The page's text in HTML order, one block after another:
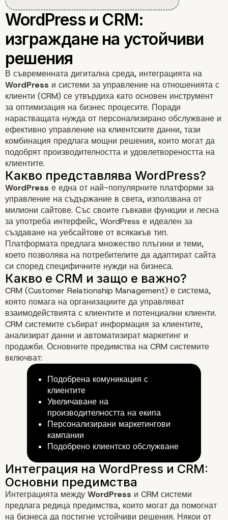
WordPress и CRM:
изграждане на
решения
В съвременната дигитална среда, интеграцията на
WordPress и системи за управление на отношенията с
клиенти (CRM) се утвърдиха като основен инструмент
за оптимизация на бизнес процесите. Поради
нарастващата нужда от персонализирано обслужване и
ефективно управление на клиентските данни, тази
комбинация предлага мощни решения, които могат да
подобрят производителността и удовлетвореността на
клиентите.
Какво представлява
WordPress е една от най-популярните платформи за
управление на съдържание в света, използвана от
милиони сайтове. Със своите гъвкави функции и лесна
за употреба интерфейс, WordPress е идеален за
създаване на уебсайтове от всякакъв тип.
Платформата предлага множество плъгини и теми,
което позволява на потребителите да адаптират сайта
си според специфичните нужди на бизнеса.
Какво е CRM и защо е
CRM (Customer Relationship Management) е система,
която помага на организациите да управляват
взаимодействията с клиентите и потенциални клиенти.
CRM системите събират информация за клиентите,
анализират данни и автоматизират маркетинг и
продажби. Основните предимства на CRM системите
включват:
Подобрена комуникация с
клиентите
Увеличаване на
производителността на екипа
Персонализирани маркетингови
кампании
Подобрено клиентско обслужване
Интеграцията между WordPress и CRM системи
предлага редица предимства, които могат да помогнат
на бизнеса да постигне устойчиви решения. Някои от